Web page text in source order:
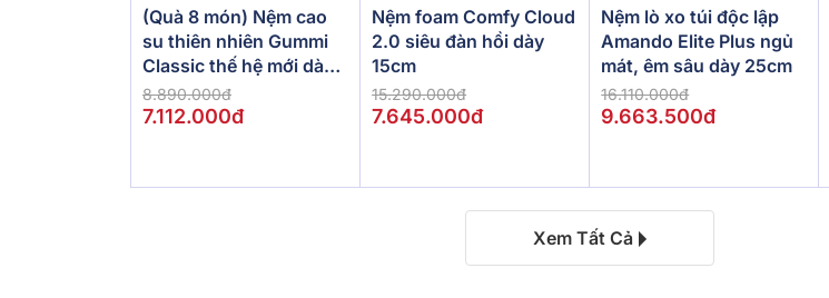
(Quà 8 món) Nệm cao
su thiên nhiên Gummi
Classic thế hệ mới dày
5/10/15cm
8.890.000đ
7.112.000đ
Nệm foam Comfy Cloud
2.0 siêu đàn hồi dày
15cm
15.290.000đ
7.645.000đ
Nệm lò xo túi độc lập
Amando Elite Plus ngủ
mát, êm sâu dày 25cm
16.110.000đ
9.663.500đ
Xem Tất Cả